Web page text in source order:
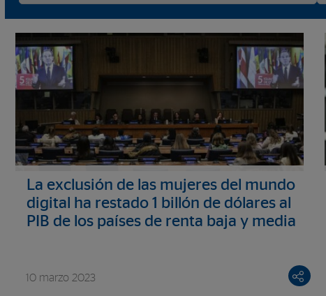
La exclusión de las mujeres del mundo
digital ha restado 1 billón de dólares al
PIB de los países de renta baja y media
10 marzo 2023